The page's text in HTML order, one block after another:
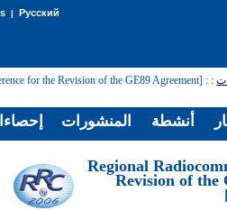
| Русский
:
for the Revision of the GE89 Agreement
[Regional
Revision of the
المنشورات أنشطة